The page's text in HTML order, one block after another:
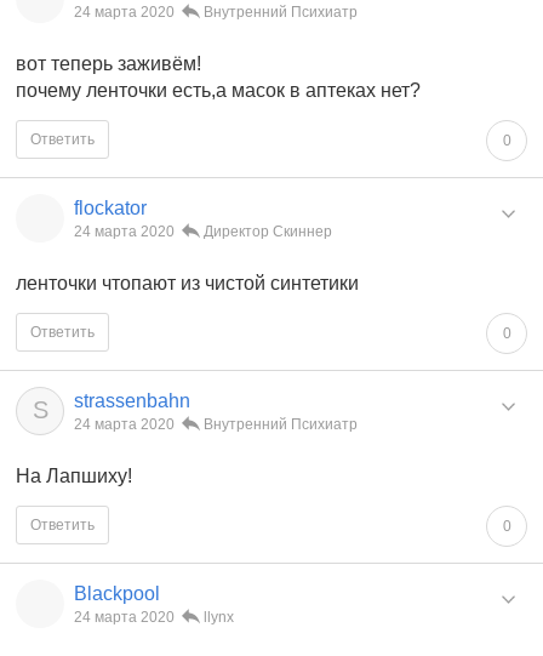
24 марта 2020 Внутренний Психиатр
вот теперь заживём!
почему ленточки есть,а масок в аптеках нет?
0
Ответить
flockator
24 марта 2020 Директор Скиннер
ленточки чтопают из чистой синтетики
0
Ответить
S strassenbahn
24 марта 2020 Внутренний Психиатр
На Лапшиху!
0
Ответить
Blackpool
24 марта 2020 llynx